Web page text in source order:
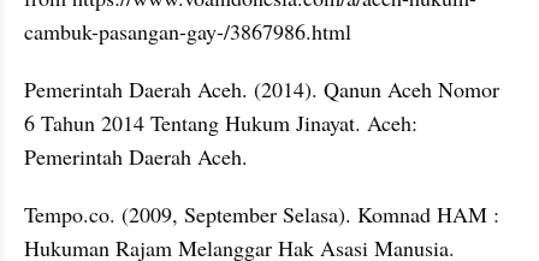
cambuk-pasangan-gay-/3867986.html
Pemerintah Daerah Aceh. (2014). Qanun Aceh Nomor
6 Tahun 2014 Tentang Hukum Jinayat. Aceh:
Pemerintah Daerah Aceh.
Tempo.co. (2009, September Selasa). Komnad HAM :
Hukuman Rajam Melanggar Hak Asasi Manusia.